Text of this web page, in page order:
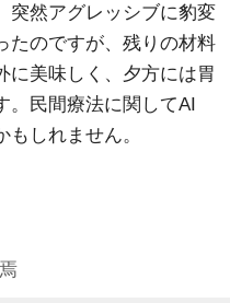
突然アグレッシブに豹変
たのですが、残りの材料
に美味しく、夕方には胃
。民間療法に関してAI
しれません。